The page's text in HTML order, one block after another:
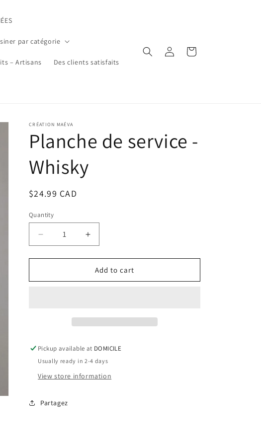
par catégorie
– Artisans Des clients satisfaits
Log
in
Cart
CRÉATION MAÉVA
Planche de service -
Whisky
Regular
$24.99 CAD
Quantity
Decrease
quantity
for
de
Increase
quantity
for
Planche
de
Add to cart
Pickup available at DOMICILE
Usually ready in 2-4 days
View store information
Partagez